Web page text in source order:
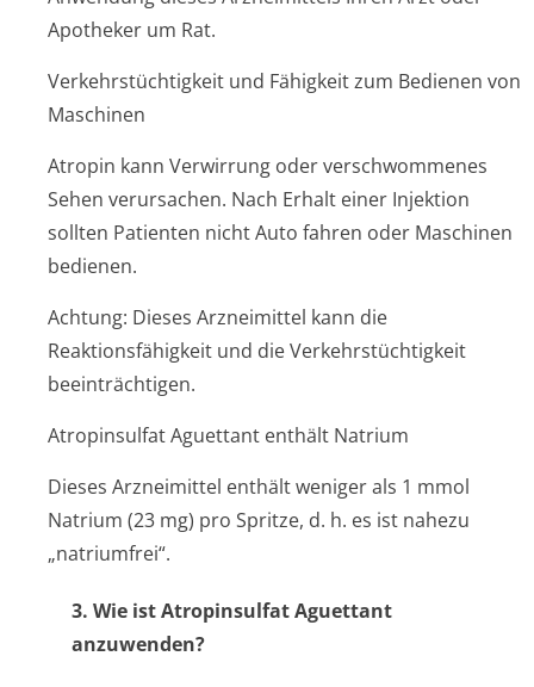
Apotheker um Rat.
Verkehrstüchtigkeit und Fähigkeit zum Bedienen von
Maschinen
Atropin kann Verwirrung oder verschwommenes
Sehen verursachen. Nach Erhalt einer Injektion
sollten Patienten nicht Auto fahren oder Maschinen
bedienen.
Achtung: Dieses Arzneimittel kann die
Reaktionsfähigkeit und die Verkehrstüchtigkeit
beeinträchtigen.
Atropinsulfat Aguettant enthält Natrium
Dieses Arzneimittel enthält weniger als 1 mmol
Natrium (23 mg) pro Spritze, d. h. es ist nahezu
„natriumfrei“.
3. Wie ist Atropinsulfat Aguettant
anzuwenden?